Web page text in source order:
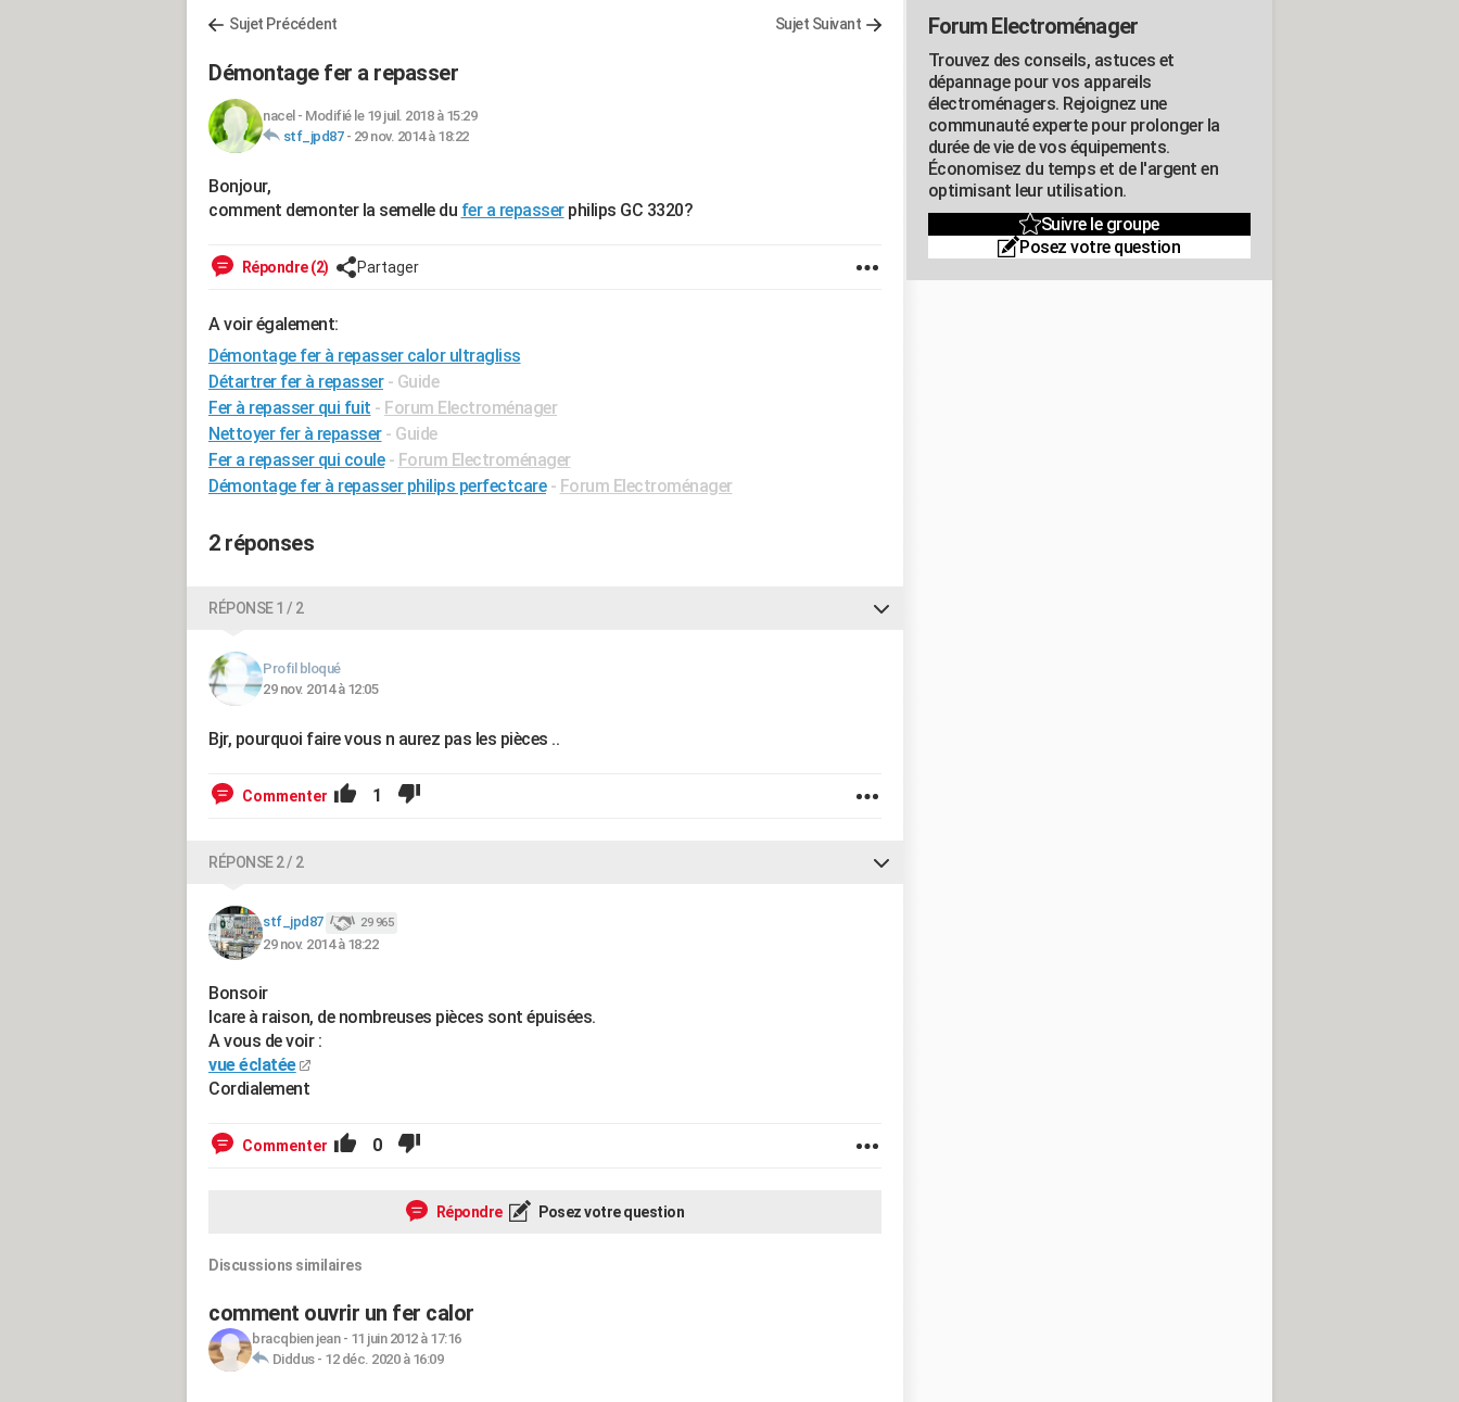
Sujet Précédent Sujet Suivant
Démontage fer a repasser
nacel - Modifié le 19 juil. 2018 à 15:29
stf_jpd87- 29 nov. 2014 à 18:22
Bonjour,
comment demonter la semelle du fer a repasserphilips GC 3320?
Répondre (2) Partager
A voir également:
Démontage fer à repasser calor ultragliss
Détartrer fer à repasser - Guide
Fer à repasser qui fuit - Forum Electroménager
Nettoyer fer à repasser - Guide
Fer a repasser qui coule - Forum Electroménager
Démontage fer à repasser philips perfectcare - Forum Electroménager
2 réponses
RÉPONSE 1 / 2
Profil bloqué
29 nov. 2014 à 12:05
Bjr, pourquoi faire vous n aurez pas les pièces ..
Commenter 1
RÉPONSE 2 / 2
stf_jpd87 29 965
29 nov. 2014 à 18:22
Bonsoir
Icare à raison, de nombreuses pièces sont épuisées.
A vous de voir :
vue éclatée
Cordialement
Commenter 0
Répondre Posez votre question
Discussions similaires
comment ouvrir un fer calor
bracqbien jean- 11 juin 2012 à 17:16
Diddus- 12 déc. 2020 à 16:09
Forum Electroménager
Trouvez des conseils, astuces et
dépannage pour vos appareils
électroménagers. Rejoignez une
communauté experte pour prolonger la
durée de vie de vos équipements.
Économisez du temps et de l'argent en
optimisant leur utilisation.
Suivre le groupe
Posez votre question